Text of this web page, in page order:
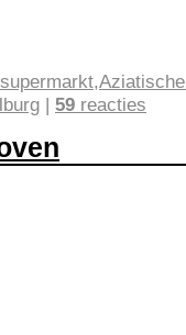
,
| 59 reacties